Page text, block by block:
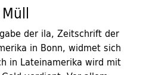
der ila, Zeitschrift der
in Bonn, widmet sich
in Lateinamerika wird mit